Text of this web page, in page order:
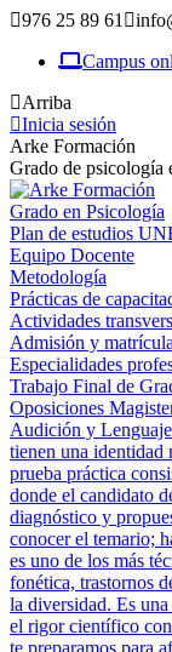
976 25 89 61
Campus
Arriba
Inicia sesión
Arke Formación
Grado de psicología
Grado en Psicología
Plan de estudios
Equipo Docente
Metodología
Prácticas de
Actividades
Admisión y matrícula
Especialidades
Trabajo Final de
Oposiciones
Audición y Lenguaje
tienen una identidad
prueba práctica
donde el candidato
diagnóstico y
conocer el temario;
es uno de los más
fonética, trastornos
la diversidad. Es
el rigor científico
te preparamos para